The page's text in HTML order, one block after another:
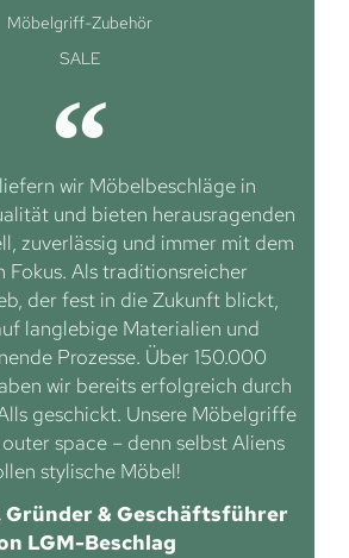
Möbelgriff-Zubehör
SALE
wir Möbelbeschläge in
und bieten herausragenden
zuverlässig und immer mit dem
Fokus. Als traditionsreicher
der fest in die Zukunft blickt,
langlebige Materialien und
Prozesse. Über 150.000
wir bereits erfolgreich durch
geschickt. Unsere Möbelgriffe
space – denn selbst Aliens
stylische Möbel!
Gründer & Geschäftsführer
LGM-Beschlag